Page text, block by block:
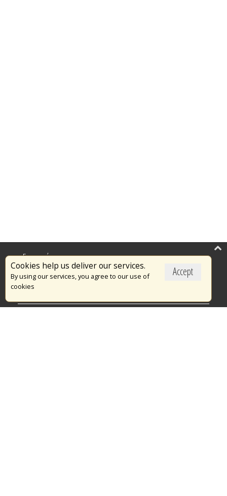
Accept
Cookies help us deliver our services.
By using our services, you agree to our use of
cookies
Επικαιρότητα
Το Πυροσβεστικό Σώμα